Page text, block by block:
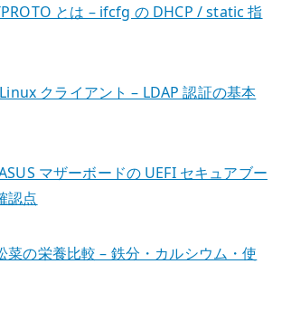
とは – ifcfg の DHCP / static 指
クライアント – LDAP 認証の基本
マザーボードの UEFI セキュアブー
認点
菜の栄養比較 – 鉄分・カルシウム・使